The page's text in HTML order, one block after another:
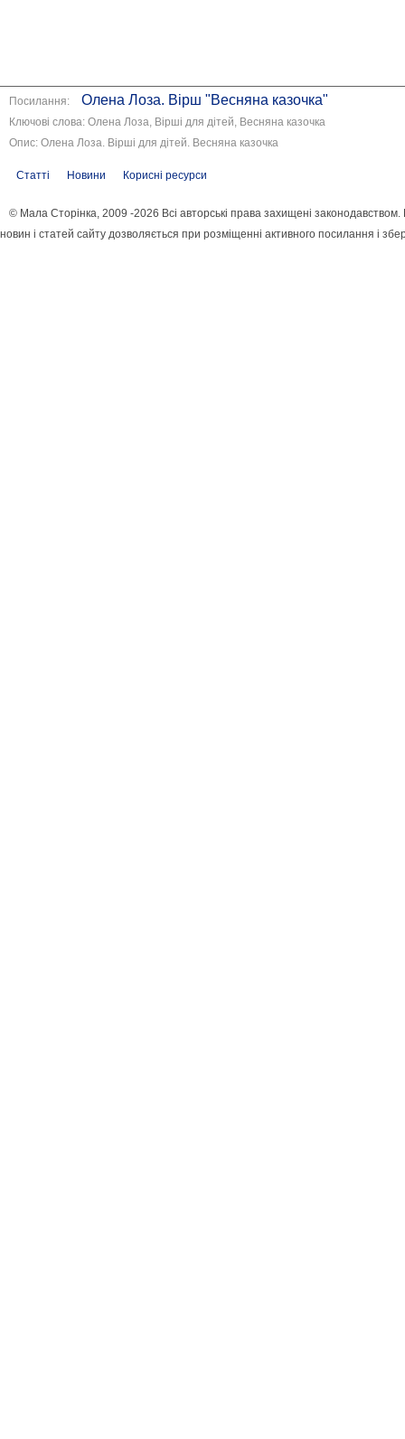
Посилання: Олена Лоза. Вірш "Весняна казочка"
Ключові слова: Олена Лоза, Вірші для дітей, Весняна казочка
Опис: Олена Лоза. Вірші для дітей. Весняна казочка
Статті Новини Корисні ресурси
© Мала Сторінка, 2009 -2026 Всі авторські права захищені
новин і статей сайту дозволяється при розміщенні активного посилання і